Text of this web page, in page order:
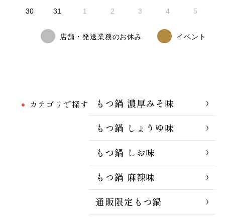
カテゴリで探す
もつ鍋 濃厚みそ味
もつ鍋 しょうゆ味
もつ鍋 しお味
もつ鍋 麻辣味
通販限定もつ鍋
30 31 1 2 3 4 5
店舗・発送業務のお休み イベント